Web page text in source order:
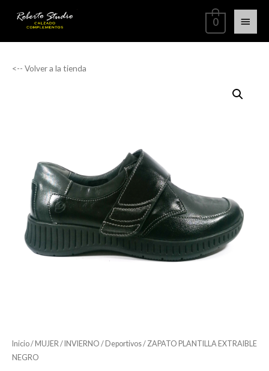
0
<-- Volver a la tienda
Inicio/ MUJER / INVIERNO / Deportivos/ ZAPATO PLANTILLA EXTRAIBLE
NEGRO